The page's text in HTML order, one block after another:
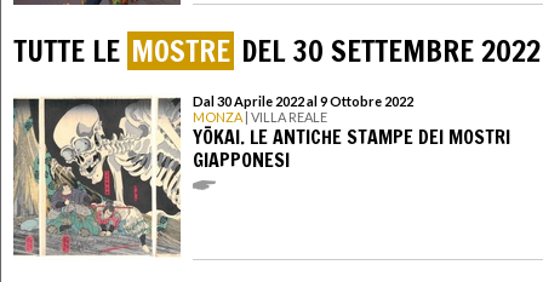
TUTTE LE MOSTRE DEL 30 SETTEMBRE 2022
Dal 30 Aprile 2022 al 9 Ottobre 2022
MONZA | VILLA REALE
YŌKAI. LE ANTICHE STAMPE DEI MOSTRI
GIAPPONESI